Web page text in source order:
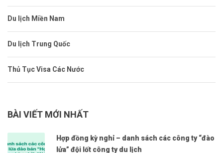
Du lịch Miền Nam
Du lịch Trung Quốc
Thủ Tục Visa Các Nước
BÀI VIẾT MỚI NHẤT
Hợp đồng kỳ nghỉ – danh sách các công ty “đào
lửa” đội lốt công ty du lịch